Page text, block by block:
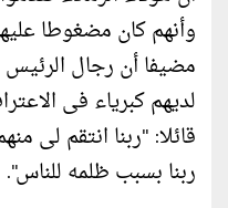
وأنهم كان مضغوطا
مضيفا أن رجال
لديهم كبرياء فى
قائلا: "ربنا انتقم لى
ربنا بسبب ظلمه للناس".